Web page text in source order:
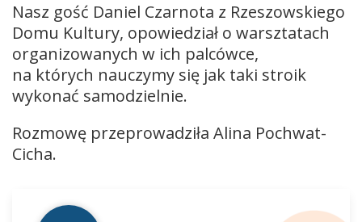
Nasz gość Daniel Czarnota z Rzeszowskiego
Domu Kultury, opowiedział o warsztatach
organizowanych w ich palcówce,
na których nauczymy się jak taki stroik
wykonać samodzielnie.
Rozmowę przeprowadziła Alina Pochwat-
Cicha.
plików